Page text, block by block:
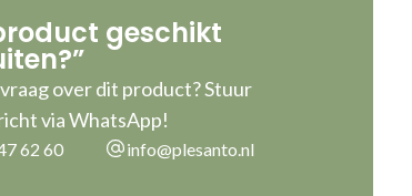
geschikt
over dit product? Stuur
via WhatsApp!
62 60 info@plesanto.nl